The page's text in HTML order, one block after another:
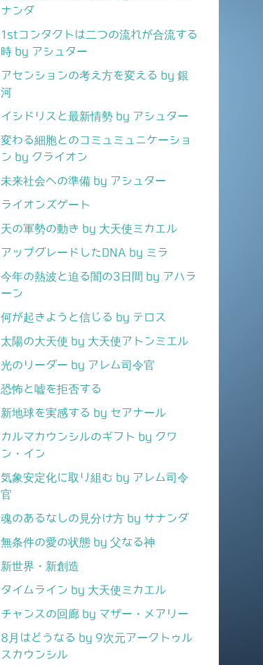
ナンダ
1stコンタクトは二つの流れが合流する
時 by アシュター
アセンションの考え方を変える by 銀
河
イシドリスと最新情勢 by アシュター
変わる細胞とのコミュミュニケーショ
ン by クライオン
未来社会への準備 by アシュター
ライオンズゲート
天の軍勢の動き by 大天使ミカエル
アップグレードしたDNA by ミラ
今年の熱波と迫る闇の3日間 by アハラ
ーン
何が起きようと信じる by テロス
太陽の大天使 by 大天使アトンミエル
光のリーダー by アレム司令官
恐怖と嘘を拒否する
新地球を実感する by セアナール
カルマカウンシルのギフト by クワ
ン・イン
気象安定化に取り組む by アレム司令
官
魂のあるなしの見分け方 by サナンダ
無条件の愛の状態 by 父なる神
新世界・新創造
タイムライン by 大天使ミカエル
チャンスの回廊 by マザー・メアリー
8月はどうなる by 9次元アークトゥル
スカウンシル